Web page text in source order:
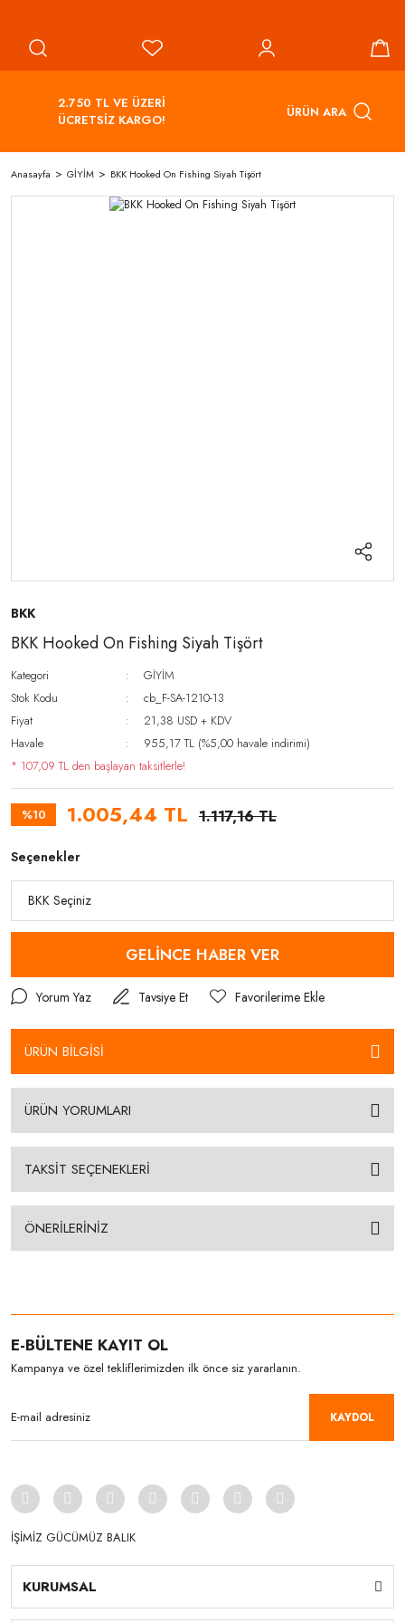
2.750 TL VE ÜZERİ
ÜCRETSİZ KARGO!
ÜRÜN ARA
Anasayfa GİYİM BKK Hooked On Fishing Siyah Tişört
BKK
BKK Hooked On Fishing Siyah Tişört
Kategori
GİYİM
Stok Kodu
cb_F-SA-1210-13
Fiyat
21,38 USD + KDV
Havale
955,17 TL (%5,00 havale indirimi)
* 107,09 TL den başlayan taksitlerle!
%10 1.005,44 TL 1.117,16 TL
Seçenekler
GELİNCE HABER VER
Yorum Yaz Tavsiye Et
ÜRÜN BİLGİSİ
ÜRÜN YORUMLARI
TAKSİT SEÇENEKLERİ
ÖNERİLERİNİZ
E-BÜLTENE KAYIT OL
Kampanya ve özel tekliflerimizden ilk önce siz yararlanın.
KAYDOL
İŞİMİZ GÜCÜMÜZ BALIK
KURUMSAL